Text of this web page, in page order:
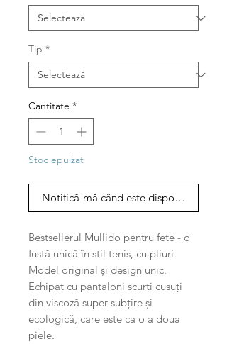
Tip *
Cantitate *
Stoc epuizat
Notifică-mă când este disponibil
Bestsellerul Mullido pentru fete - o
fustă unică în stil tenis, cu pliuri.
Model original și design unic.
Echipat cu pantaloni scurți cusuți
din viscoză super-subțire și
ecologică, care este ca o a doua
piele.